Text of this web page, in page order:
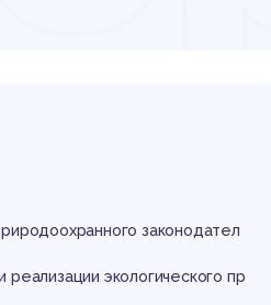
законодател
экологического пр